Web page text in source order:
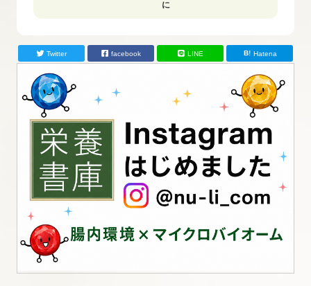
に
Twitter facebook LINE Hatena